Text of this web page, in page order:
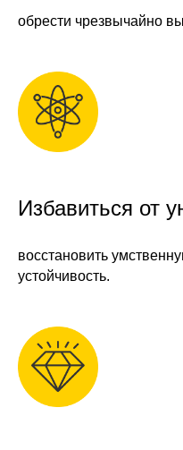
обрести чрезвычайно
Избавиться от
восстановить
устойчивость.